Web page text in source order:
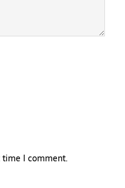
time I comment.